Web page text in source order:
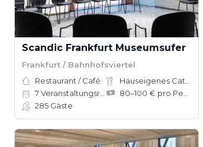
Scandic Frankfurt Museumsufer
Frankfurt / Bahnhofsviertel
Restaurant / Café
7Veranstaltungsräume
285 Gäste